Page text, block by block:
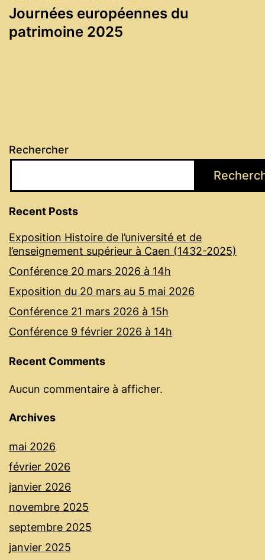
Journées européennes du
patrimoine 2025
Rechercher
Recent Posts
Exposition Histoire de l’université et de
l’enseignement supérieur à Caen (1432-2025)
Conférence 20 mars 2026 à 14h
Exposition du 20 mars au 5 mai 2026
Conférence 21 mars 2026 à 15h
Conférence 9 février 2026 à 14h
Recent Comments
Aucun commentaire à afficher.
Archives
mai 2026
février 2026
janvier 2026
novembre 2025
septembre 2025
janvier 2025